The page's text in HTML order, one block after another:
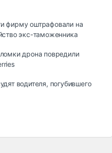
фирму оштрафовали на
экс-таможенника
дрона повредили
водителя, погубившего